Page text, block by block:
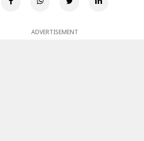
ADVERTISEMENT